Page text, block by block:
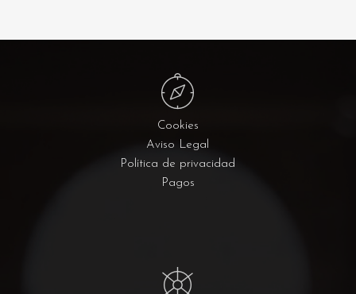
Cookies
Aviso Legal
Política de privacidad
Pagos